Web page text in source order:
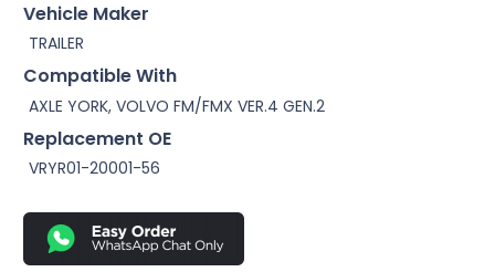
Vehicle Maker
TRAILER
Compatible With
AXLE YORK, VOLVO FM/FMX VER.4 GEN.2
Replacement OE
VRYR01-20001-56